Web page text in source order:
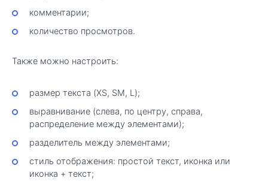
комментарии;
количество просмотров.
Также можно настроить:
размер текста (XS, SM, L);
выравнивание (слева, по центру, справа,
распределение между элементами);
разделитель между элементами;
стиль отображения: простой текст, иконка или
иконка + текст;